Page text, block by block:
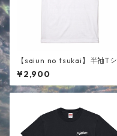
【saiun no tsukai】半袖Tシ
ャツ ホワイト
¥2,900